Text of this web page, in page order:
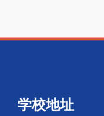
学校地址